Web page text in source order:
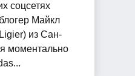
соцсетях
Майкл
из Сан-
моментально